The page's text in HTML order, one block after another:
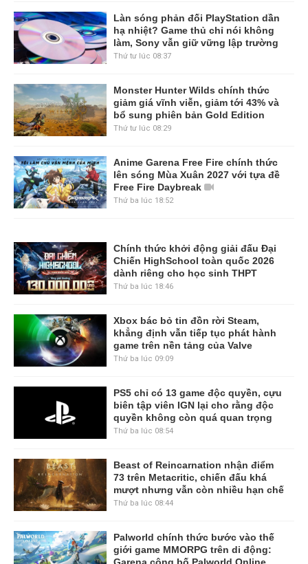
Làn sóng phản đối PlayStation dần
hạ nhiệt? Game thủ chỉ nói không
làm, Sony vẫn giữ vững lập trường
Thứ tư lúc 08:37
Monster Hunter Wilds chính thức
giảm giá vĩnh viễn, giảm tới 43% và
bổ sung phiên bản Gold Edition
Thứ tư lúc 08:29
Anime Garena Free Fire chính thức
lên sóng Mùa Xuân 2027 với tựa đề
Free Fire Daybreak
Thứ ba lúc 18:52
Chính thức khởi động giải đấu Đại
Chiến HighSchool toàn quốc 2026
dành riêng cho học sinh THPT
Thứ ba lúc 18:46
Xbox bác bỏ tin đồn rời Steam,
khẳng định vẫn tiếp tục phát hành
game trên nền tảng của Valve
Thứ ba lúc 09:09
PS5 chỉ có 13 game độc quyền, cựu
biên tập viên IGN lại cho rằng độc
quyền không còn quá quan trọng
Thứ ba lúc 08:54
Beast of Reincarnation nhận điểm
73 trên Metacritic, chiến đấu khá
mượt nhưng vẫn còn nhiều hạn chế
Thứ ba lúc 08:44
Palworld chính thức bước vào thế
giới game MMORPG trên di động: